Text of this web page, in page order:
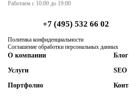
Работаем с 10:00 до 19:00
+7 (495) 532 66 02
Политика конфиденциальности
Соглашение обработки персональных данных
О компании
Услуги
Портфолио
Блог
SEO